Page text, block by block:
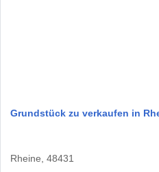
Grundstück zu verkaufen in
Rheine, 48431